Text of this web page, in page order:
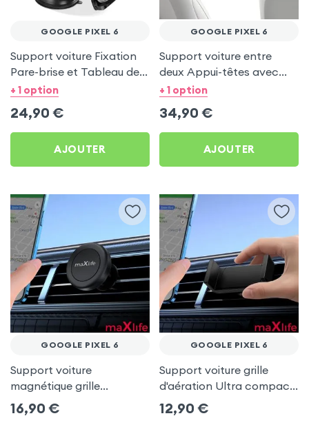
GOOGLE PIXEL 6
Support voiture Fixation
Pare-brise et Tableau de
bord pour Google Pixel 6
+ 1 option
24,90 €
AJOUTER
GOOGLE PIXEL 6
Support voiture entre
deux Appui-têtes avec
Tête rotative à 360° pour
+ 1 option
34,90 €
AJOUTER
GOOGLE PIXEL 6
Support voiture
magnétique grille
d'aération - maXlife pour
Google Pixel 6
16,90 €
GOOGLE PIXEL 6
Support voiture grille
d'aération Ultra compact
pour Google Pixel 6
12,90 €